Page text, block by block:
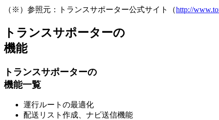
（※）参照元：トランスサポーター公式サイト（http://
トランスサポーターの
機能
トランスサポーターの
機能一覧
運行ルートの最適化
配送リスト作成、ナビ送信機能